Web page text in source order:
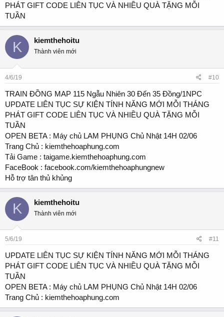
PHÁT GIFT CODE LIÊN TỤC VÀ NHIỀU QUÀ TẶNG MỖI
TUẦN
K kiemthehoitu
Thành viên mới
4/6/19 #10
TRAIN ĐỒNG MAP 115 Ngẫu Nhiên 30 Đến 35 Đồng/1NPC
UPDATE LIÊN TỤC SỰ KIỆN TÍNH NĂNG MỚI MỖI THÁNG
PHÁT GIFT CODE LIÊN TỤC VÀ NHIỀU QUÀ TẶNG MỖI
TUẦN
OPEN BETA : Máy chủ LAM PHỤNG Chủ Nhật 14H 02/06
Trang Chủ : kiemthehoaphung.com
Tải Game : taigame.kiemthehoaphung.com
FaceBook : facebook.com/kiemthehoaphungnew
Hỗ trợ tân thủ khủng
K kiemthehoitu
Thành viên mới
5/6/19 #11
UPDATE LIÊN TỤC SỰ KIỆN TÍNH NĂNG MỚI MỖI THÁNG
PHÁT GIFT CODE LIÊN TỤC VÀ NHIỀU QUÀ TẶNG MỖI
TUẦN
OPEN BETA : Máy chủ LAM PHỤNG Chủ Nhật 14H 02/06
Trang Chủ : kiemthehoaphung.com